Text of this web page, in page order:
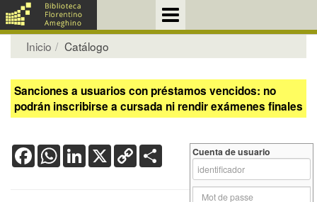
Inicio Catálogo
Sanciones a usuarios con préstamos vencidos: no
podrán inscribirse a cursada ni rendir exámenes finales
FacebookWhatsApp
LinkedIn
X Copy
Link
Cuenta de usuario